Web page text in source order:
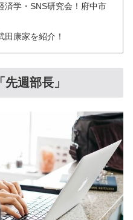
済学・SNS研究会！府中市
康家を紹介！
週部長」